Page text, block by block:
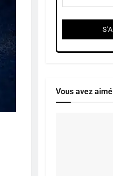
Vous avez aimé